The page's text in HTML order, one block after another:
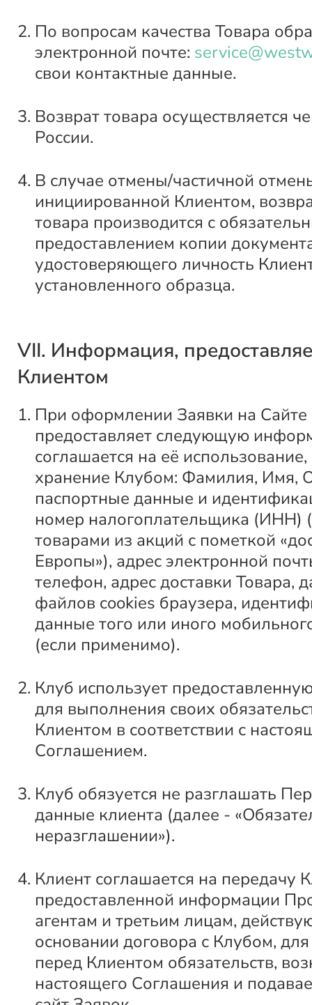
По вопросам качества Товара
электронной почте:
свои контактные данные.
Возврат товара осуществляется
России.
В случае отмены/частичной
инициированной Клиентом,
товара производится с
предоставлением копии
удостоверяющего личность
установленного образца.
VII. Информация,
Клиентом
При оформлении Заявки на Сайте
предоставляет следующую
соглашается на её
хранение Клубом: Фамилия, Имя,
паспортные данные и
номер налогоплательщика (ИНН)
товарами из акций с пометкой
Европы»), адрес электронной
телефон, адрес доставки Товара,
файлов cookies браузера,
данные того или иного
(если применимо).
Клуб использует
для выполнения своих
Клиентом в соответствии с
Соглашением.
Клуб обязуется не разглашать
данные клиента (далее -
неразглашении»).
Клиент соглашается на передачу
предоставленной информации
агентам и третьим лицам,
основании договора с Клубом,
перед Клиентом обязательств,
настоящего Соглашения и